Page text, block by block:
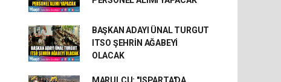
BAŞKAN ADAYI ÜNAL TURGUT
ITSO ŞEHRİN AĞABEYİ
OLACAK